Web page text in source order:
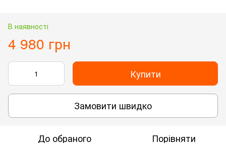
В наявності
4 980 грн
Купити
Замовити швидко
До обраного Порівняти